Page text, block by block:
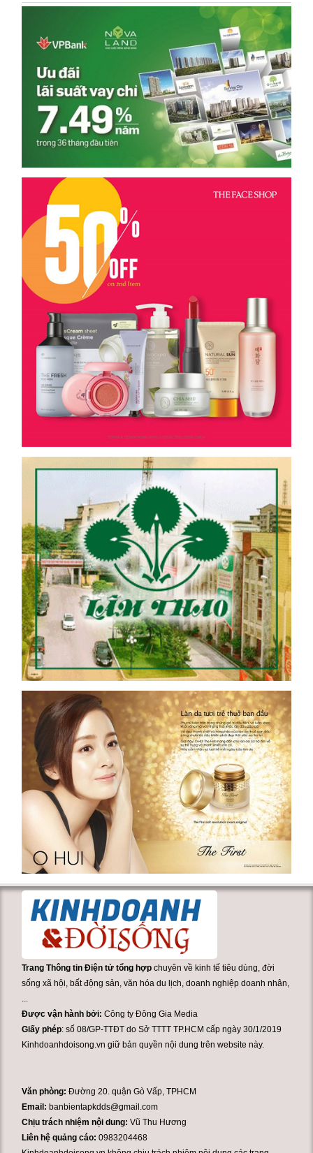
Trang Thông tin Điện tử tổng hợp chuyên về kinh tế tiêu dùng, đời
sống xã hội, bất động sản, văn hóa du lịch, doanh nghiệp doanh nhân,
...
Được vận hành bởi:Công ty Đông Gia Media
Giấy phép: số 08/GP-TTĐT do Sở TTTT TP.HCM cấp ngày 30/1/2019
Kinhdoanhdoisong.vn giữ bản quyền nội dung trên website này.
Văn phòng:Đường 20. quận Gò Vấp, TPHCM
Email: banbientapkdds@gmail.com
Chịu trách nhiệm nội dung: Vũ Thu Hương
Liên hệ quảng cáo:0983204468